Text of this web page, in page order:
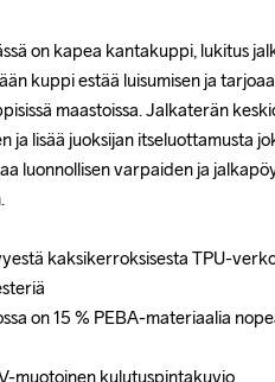
on kapea kantakuppi, lukitus
kuppi estää luisumisen ja
maastoissa. Jalkaterän
ja lisää juoksijan itseluottamusta
luonnollisen varpaiden ja
kaksikerroksisesta TPU-
on 15 % PEBA-materiaalia
muotoinen kulutuspintakuvio
on kapea kantakuppi, lukitus
kuppi estää luisumisen ja
maastoissa. Jalkaterän
ja lisää juoksijan itseluottamusta
luonnollisen varpaiden ja
kaksikerroksisesta TPU-
on 15 % PEBA-materiaalia
muotoinen kulutuspintakuvio